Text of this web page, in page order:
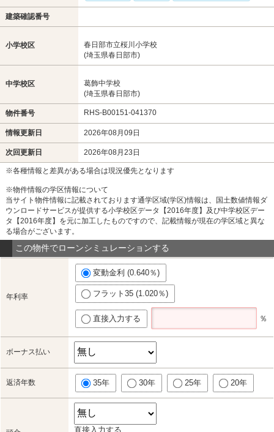
建築確認番号
小学校区
春日部市立桜川小学校
(埼玉県春日部市)
中学校区
葛飾中学校
(埼玉県春日部市)
物件番号 RHS-B00151-041370
情報更新日 2026年08月09日
次回更新日 2026年08月23日
※各種情報と差異がある場合は現況優先となります
※物件情報の学区情報について
当サイト物件情報に記載されております通学区域(学区)情報は、国土数値情報ダ
ウンロードサービスが提供する小学校区データ【2016年度】及び中学校区デー
タ【2016年度】を元に加工したものですので、記載情報が現在の学区域と異な
る場合がございます。
この物件でローンシミュレーションする
年利率
変動金利 (0.640％)
フラット35 (1.020％)
直接入力する ％
ボーナス払い
返済年数 35年 30年 25年 20年
直接入力する